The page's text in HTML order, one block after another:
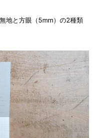
地と方眼（5mm）の2種類